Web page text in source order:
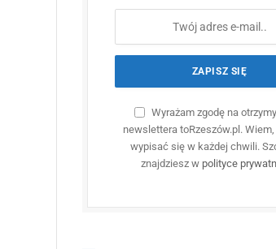
Wyrażam zgodę na
newslettera toRzeszów.pl.
wypisać się w każdej chwili.
znajdziesz w polityce